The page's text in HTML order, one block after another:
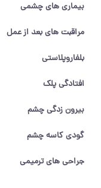
بیماری های چشمی
مراقبت های بعد از عمل
بلفاروپلاستی
افتادگی پلک
بیرون زدگی چشم
گودی کاسه چشم
جراحی های ترمیمی